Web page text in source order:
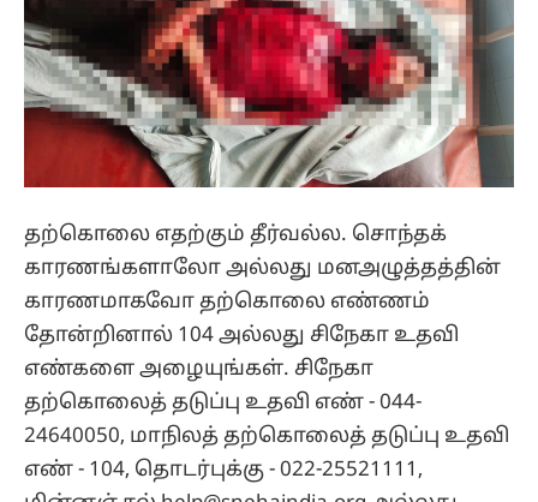
தற்கொலை எதற்கும் தீர்வல்ல. சொந்தக்
காரணங்களாலோ அல்லது மனஅழுத்தத்தின்
காரணமாகவோ தற்கொலை எண்ணம்
தோன்றினால் 104 அல்லது சிநேகா உதவி
எண்களை அழையுங்கள். சிநேகா
தற்கொலைத் தடுப்பு உதவி எண் - 044-
24640050, மாநிலத் தற்கொலைத் தடுப்பு உதவி
எண் - 104, தொடர்புக்கு - 022-25521111,